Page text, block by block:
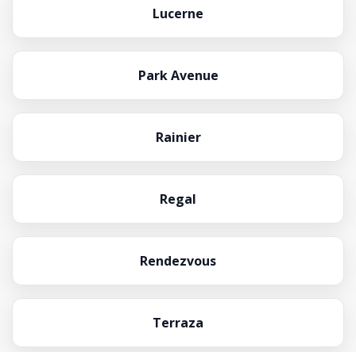
Lucerne
Park Avenue
Rainier
Regal
Rendezvous
Terraza